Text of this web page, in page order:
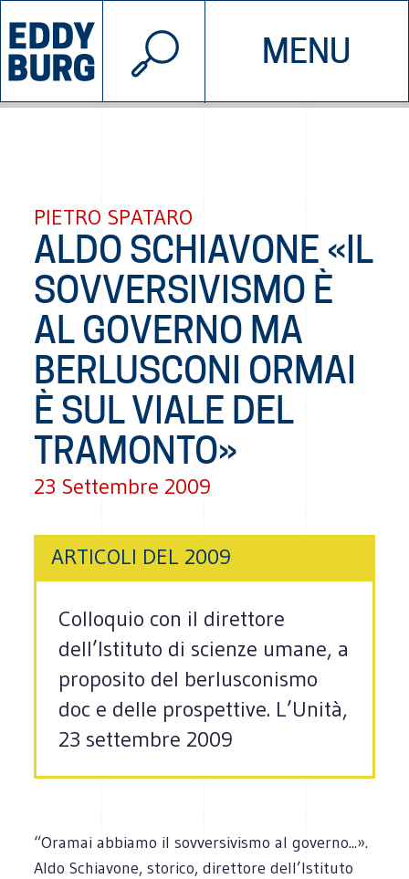
MENU
INIZIATIVE CHI SIAMO
© 2026 EDDYBURG
PIETRO SPATARO
ALDO SCHIAVONE «IL
SOVVERSIVISMO È
AL GOVERNO MA
BERLUSCONI ORMAI
È SUL VIALE DEL
TRAMONTO»
23 Settembre 2009
ARTICOLI DEL 2009
Colloquio con il direttore
dell’Istituto di scienze umane, a
proposito del berlusconismo
doc e delle prospettive. L’Unità,
23 settembre 2009
“Oramai abbiamo il sovversivismo al governo...».
Aldo Schiavone, storico, direttore dell’Istituto